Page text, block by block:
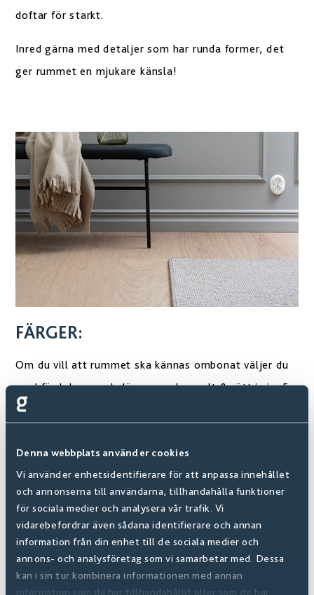
Denna webbplats använder cookies
Vi använder enhetsidentifierare för att anpassa innehållet
och annonserna till användarna, tillhandahålla funktioner
för sociala medier och analysera vår trafik. Vi
vidarebefordrar även sådana identifierare och annan
information från din enhet till de sociala medier och
annons- och analysföretag som vi samarbetar med. Dessa
kan i sin tur kombinera informationen med annan
information som du har tillhandahållit eller som de har
doftar för starkt.
Inred gärna med detaljer som har runda former, det
ger rummet en mjukare känsla!
FÄRGER:
Om du vill att rummet ska kännas ombonat väljer du
med fördel varma kulörer som har gult & rött i sig. En
bra sovrumsfärg är grönt! Grönt associeras med
Färgen – som vi hittar i skog och natur – sägs också
fungera naturligt stresslindrande.
Vill du inreda i grönt i stället för att måla? Kolla då
här!